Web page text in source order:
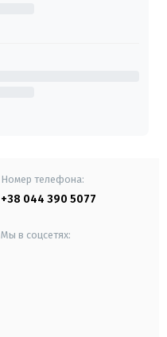
Номер телефона:
+38 044 390 5077
Мы в соцсетях: